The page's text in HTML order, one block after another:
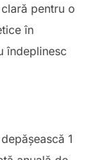
pentru o
în
îndeplinesc
1